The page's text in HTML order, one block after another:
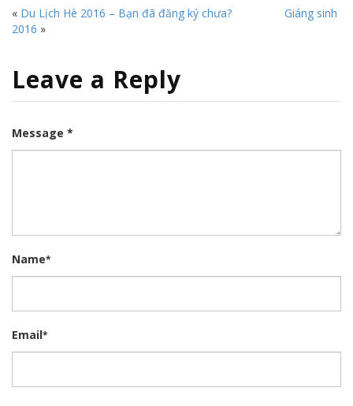
« Du Lịch Hè 2016 – Bạn đã đăng ký chưa?
Giáng sinh
2016 »
Leave a Reply
Message *
Name*
Email*